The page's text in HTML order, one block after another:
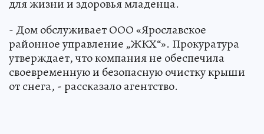
для жизни и здоровья младенца.
- Дом обслуживает ООО «Ярославское
районное управление „ЖКХ“». Прокуратура
утверждает, что компания не обеспечила
своевременную и безопасную очистку крыши
от снега, - рассказало агентство.